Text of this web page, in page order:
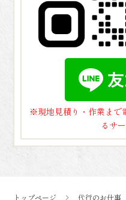
※現地見積り・作業まで
るサ
トップページ 代行のお仕事